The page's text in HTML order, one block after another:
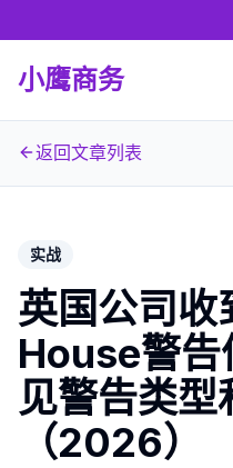
小鹰商务
返回文章列表
实战
英国公司
House警告
见警告类型
（2026）